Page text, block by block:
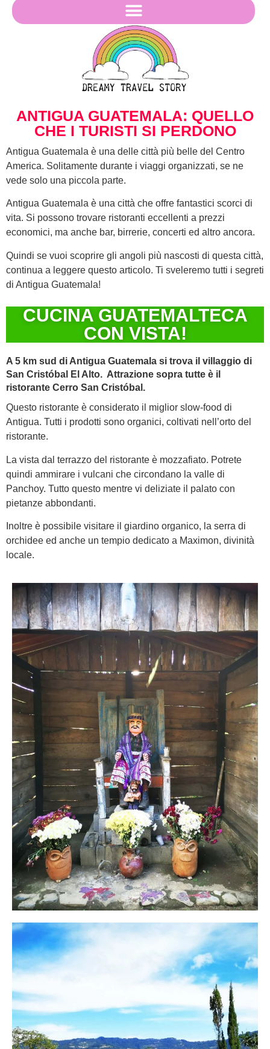
ANTIGUA GUATEMALA: QUELLO
CHE I TURISTI SI PERDONO
Antigua Guatemala è una delle città più belle del Centro
America. Solitamente durante i viaggi organizzati, se ne
vede solo una piccola parte.
Antigua Guatemala è una città che offre fantastici scorci di
vita. Si possono trovare ristoranti eccellenti a prezzi
economici, ma anche bar, birrerie, concerti ed altro ancora.
Quindi se vuoi scoprire gli angoli più nascosti di questa città,
continua a leggere questo articolo. Ti sveleremo tutti i segreti
di Antigua Guatemala!
CUCINA GUATEMALTECA
CON VISTA!
A 5 km sud di Antigua Guatemala si trova il villaggio di
San Cristóbal El Alto. Attrazione sopra tutte è il
ristorante Cerro San Cristóbal.
Questo ristorante è considerato il miglior slow-food di
Antigua. Tutti i prodotti sono organici, coltivati nell’orto del
ristorante.
La vista dal terrazzo del ristorante è mozzafiato. Potrete
quindi ammirare i vulcani che circondano la valle di
Panchoy. Tutto questo mentre vi deliziate il palato con
pietanze abbondanti.
Inoltre è possibile visitare il giardino organico, la serra di
orchidee ed anche un tempio dedicato a Maximon, divinità
locale.